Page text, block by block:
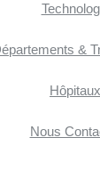
&
Hôpitaux
Nous